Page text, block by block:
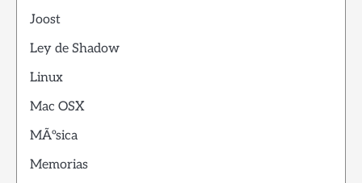
Joost
Ley de Shadow
Linux
Mac OSX
MÃºsica
Memorias